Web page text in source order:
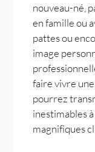
nouveau-né,
en famille ou
pattes ou
image
faire vivre
pourrez
inestimables
magnifiques